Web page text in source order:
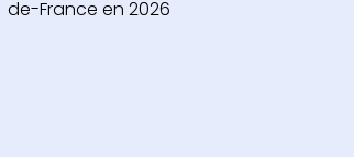
de-France en 2026